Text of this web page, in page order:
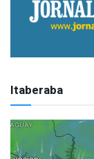
Itaberaba